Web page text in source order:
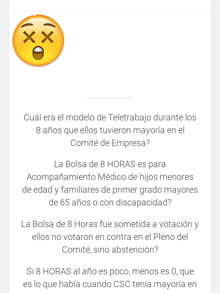
Cuál era el modelo de Teletrabajo durante los
8 años que ellos tuvieron mayoría en el
Comité de Empresa?
La Bolsa de 8 HORAS es para
Acompañamiento Médico de hijos menores
de edad y familiares de primer grado mayores
de 65 años o con discapacidad?
La Bolsa de 8 Horas fue sometida a votación y
ellos no votaron en contra en el Pleno del
Comité, sino abstención?
Si 8 HORAS al año es poco, menos es 0, que
es lo que había cuando CSC tenía mayoría en